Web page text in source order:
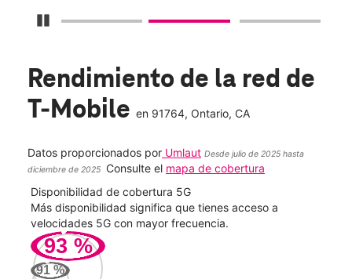
Detener carrusel
Rendimiento de la red de
T-Mobile en 91764, Ontario, CA
Datos proporcionados por Umlaut Desde julio de 2025 hasta
diciembre de 2025
Consulte el mapa de cobertura
Disponibilidad de cobertura 5G
Más disponibilidad significa que tienes acceso a
velocidades 5G con mayor frecuencia.
93 %
91 %